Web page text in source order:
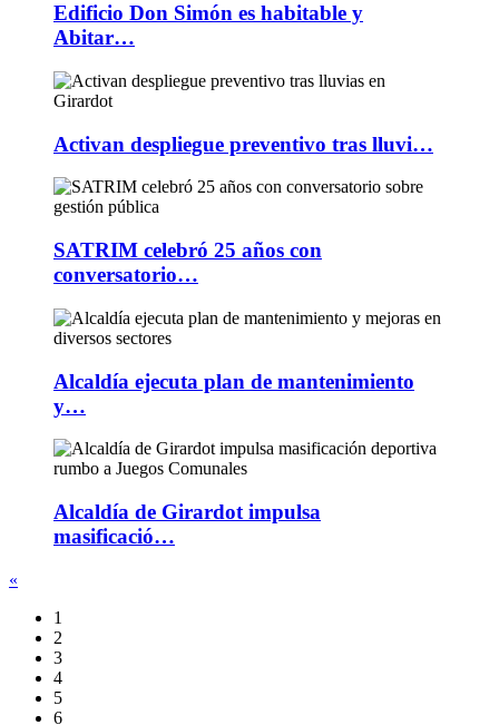
Edificio Don Simón es habitable y
Abitar…
Activan despliegue preventivo tras lluvi…
SATRIM celebró 25 años con
conversatorio…
Alcaldía ejecuta plan de mantenimiento
y…
Alcaldía de Girardot impulsa
masificació…
«
1
2
3
4
5
6